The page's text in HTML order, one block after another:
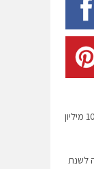
גילת זכתה בהזמנת המשך בהיקף של 10 מיליון
לשנת